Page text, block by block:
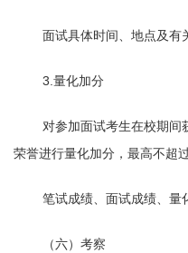
面试具体时间、地点及有
3.量化加分
对参加面试考生在校期间
荣誉进行量化加分，最高不超
笔试成绩、面试成绩、量
（六）考察